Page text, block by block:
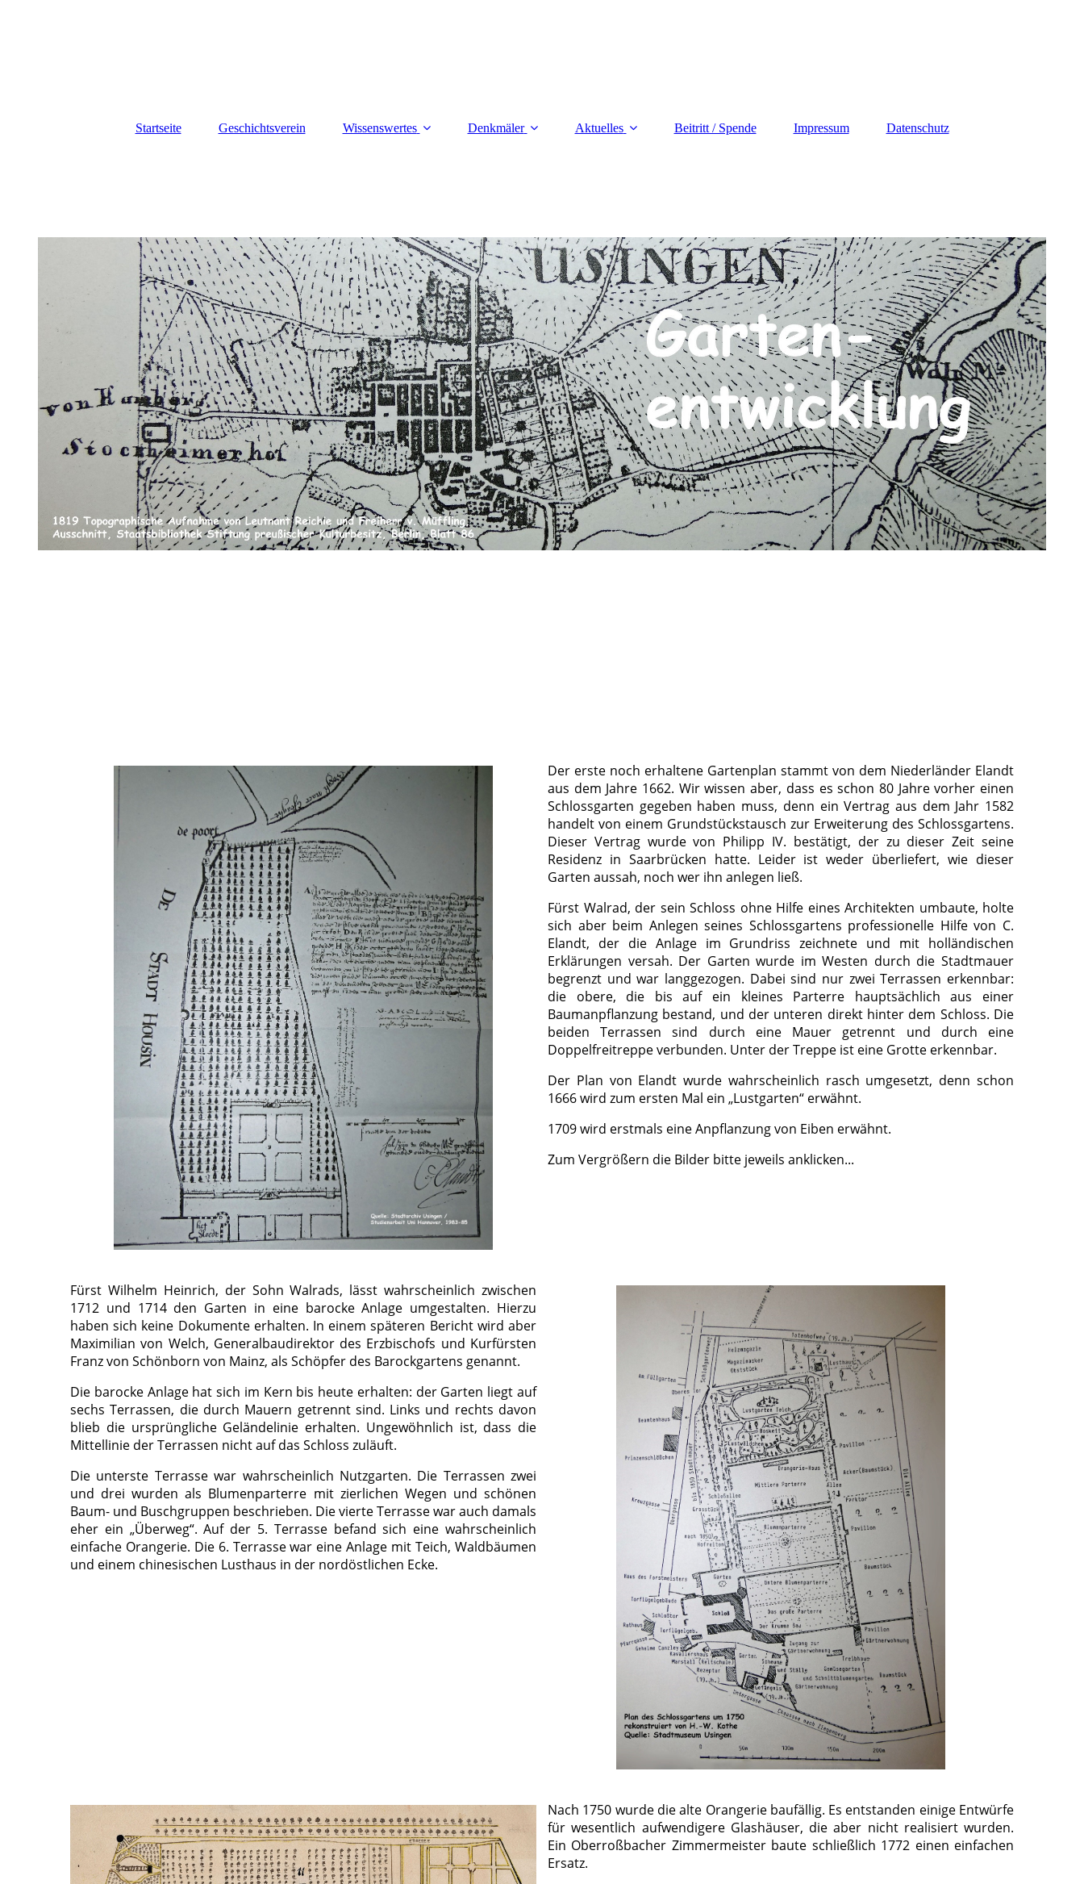
Startseite Geschichtsverein Wissenswertes Denkmäler Aktuelles Beitritt / Spende Impressum Datenschutz
Der erste noch erhaltene Gartenplan stammt von dem Niederländer Elandt
aus dem Jahre 1662. Wir wissen aber, dass es schon 80 Jahre vorher einen
Schlossgarten gegeben haben muss, denn ein Vertrag aus dem Jahr 1582
handelt von einem Grundstückstausch zur Erweiterung des Schlossgartens.
Dieser Vertrag wurde von Philipp IV. bestätigt, der zu dieser Zeit seine
Residenz in Saarbrücken hatte. Leider ist weder überliefert, wie dieser
Garten aussah, noch wer ihn anlegen ließ.
Fürst Walrad, der sein Schloss ohne Hilfe eines Architekten umbaute, holte
sich aber beim Anlegen seines Schlossgartens professionelle Hilfe von C.
Elandt, der die Anlage im Grundriss zeichnete und mit holländischen
Erklärungen versah. Der Garten wurde im Westen durch die Stadtmauer
begrenzt und war langgezogen. Dabei sind nur zwei Terrassen erkennbar:
die obere, die bis auf ein kleines Parterre hauptsächlich aus einer
Baumanpflanzung bestand, und der unteren direkt hinter dem Schloss. Die
beiden Terrassen sind durch eine Mauer getrennt und durch eine
Doppelfreitreppe verbunden. Unter der Treppe ist eine Grotte erkennbar.
Der Plan von Elandt wurde wahrscheinlich rasch umgesetzt, denn schon
1666 wird zum ersten Mal ein „Lustgarten“ erwähnt.
1709 wird erstmals eine Anpflanzung von Eiben erwähnt.
Zum Vergrößern die Bilder bitte jeweils anklicken...
Fürst Wilhelm Heinrich, der Sohn Walrads, lässt wahrscheinlich zwischen
1712 und 1714 den Garten in eine barocke Anlage umgestalten. Hierzu
haben sich keine Dokumente erhalten. In einem späteren Bericht wird aber
Maximilian von Welch, Generalbaudirektor des Erzbischofs und Kurfürsten
Franz von Schönborn von Mainz, als Schöpfer des Barockgartens genannt.
Die barocke Anlage hat sich im Kern bis heute erhalten: der Garten liegt auf
sechs Terrassen, die durch Mauern getrennt sind. Links und rechts davon
blieb die ursprüngliche Geländelinie erhalten. Ungewöhnlich ist, dass die
Mittellinie der Terrassen nicht auf das Schloss zuläuft.
Die unterste Terrasse war wahrscheinlich Nutzgarten. Die Terrassen zwei
und drei wurden als Blumenparterre mit zierlichen Wegen und schönen
Baum- und Buschgruppen beschrieben. Die vierte Terrasse war auch damals
eher ein „Überweg“. Auf der 5. Terrasse befand sich eine wahrscheinlich
einfache Orangerie. Die 6. Terrasse war eine Anlage mit Teich, Waldbäumen
und einem chinesischen Lusthaus in der nordöstlichen Ecke.
Nach 1750 wurde die alte Orangerie baufällig. Es entstanden einige Entwürfe
für wesentlich aufwendigere Glashäuser, die aber nicht realisiert wurden.
Ein Oberroßbacher Zimmermeister baute schließlich 1772 einen einfachen
Ersatz.